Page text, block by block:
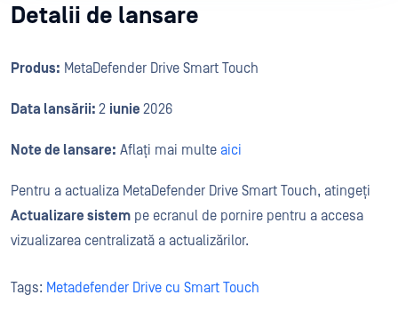
Detalii de lansare
Produs: MetaDefender Drive Smart Touch
Data lansării: 2 iunie 2026
Note de lansare: Aflați mai multe aici
Pentru a actualiza MetaDefender Drive Smart Touch, atingeți
Actualizare sistem pe ecranul de pornire pentru a accesa
vizualizarea centralizată a actualizărilor.
Tags: Metadefender Drive cu Smart Touch